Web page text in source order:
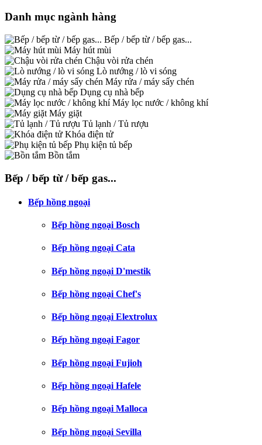
Danh mục ngành hàng
Bếp / bếp từ / bếp gas...
Máy hút mùi
Chậu vòi rửa chén
Lò nướng / lò vi sóng
Máy rửa / máy sấy chén
Dụng cụ nhà bếp
Máy lọc nước / không khí
Máy giặt
Tủ lạnh / Tủ rượu
Khóa điện tử
Phụ kiện tủ bếp
Bồn tắm
Bếp / bếp từ / bếp gas...
Bếp hồng ngoại
Bếp hồng ngoại Bosch
Bếp hồng ngoại Cata
Bếp hồng ngoại D'mestik
Bếp hồng ngoại Chef's
Bếp hồng ngoại Elextrolux
Bếp hồng ngoại Fagor
Bếp hồng ngoại Fujioh
Bếp hồng ngoại Hafele
Bếp hồng ngoại Malloca
Bếp hồng ngoại Sevilla